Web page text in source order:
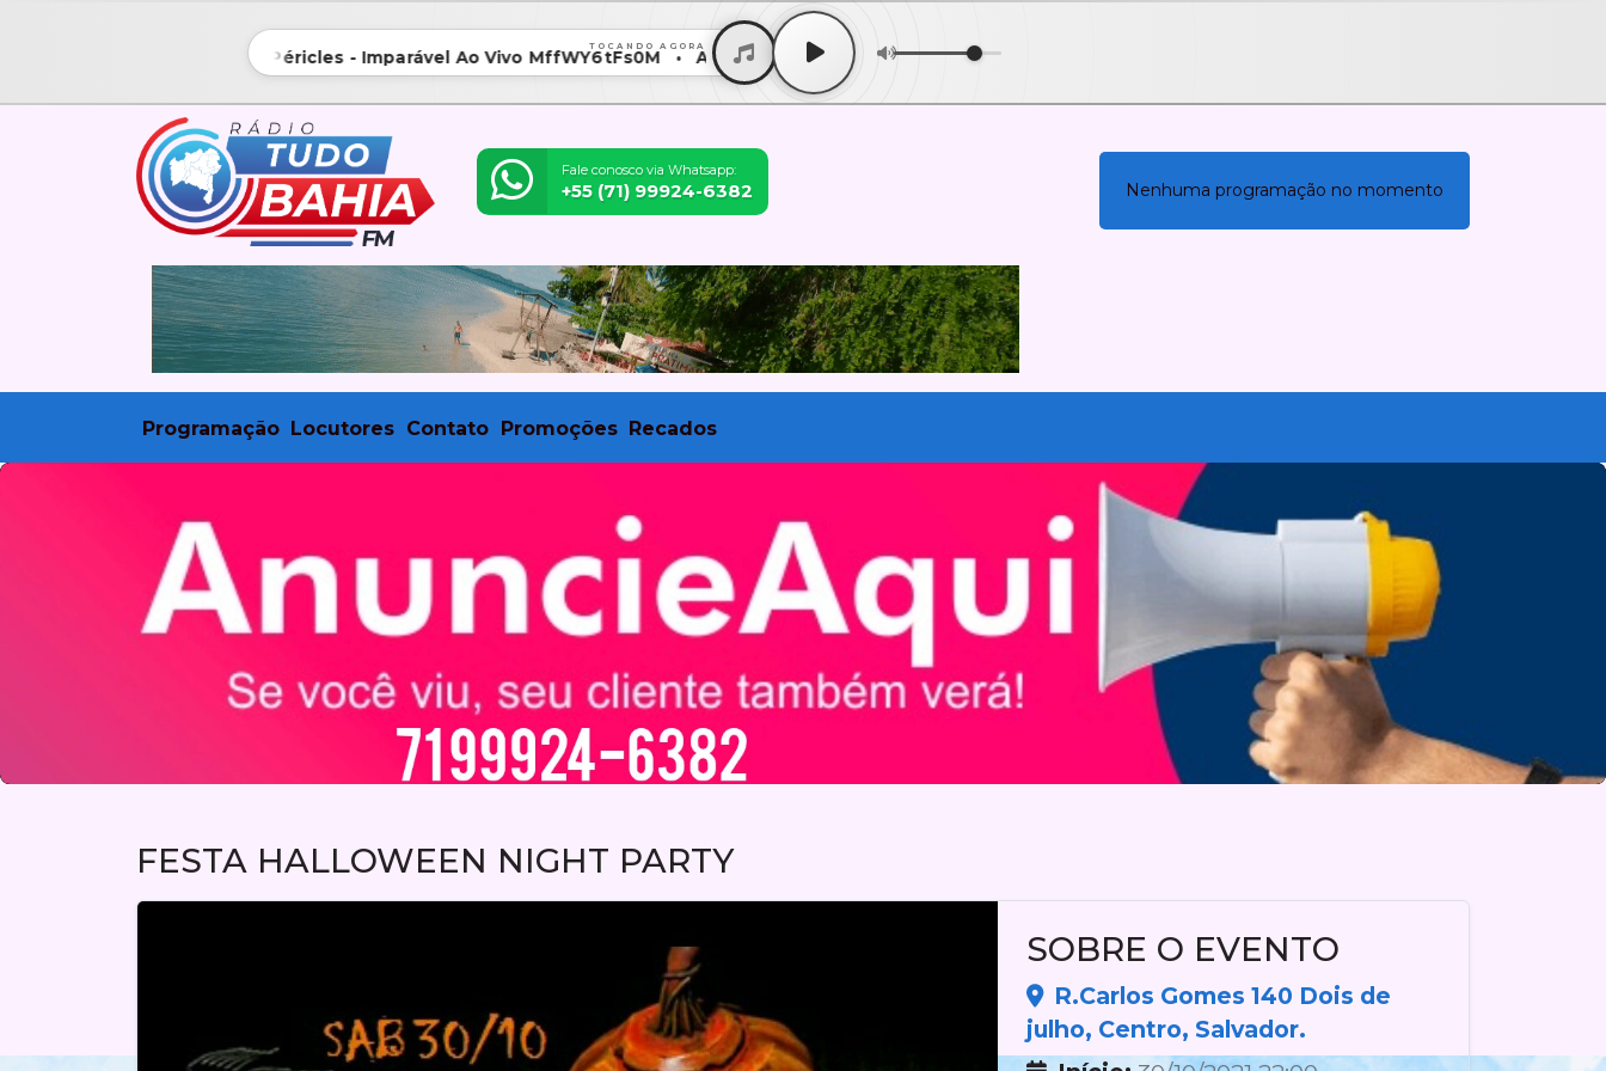
TOCANDO AGORA
Akatu e Péricles - Imparável Ao Vivo MffWY6tFs0M • Akatu e Péricles - Imparável Ao Vivo MffWY6tFs0M
Fale conosco via Whatsapp:
+55 (71) 99924-6382 Nenhuma programação no momento
Programação Locutores Contato Promoções Recados
FESTA HALLOWEEN NIGHT PARTY
SOBRE O EVENTO
R.Carlos Gomes 140 Dois de
julho, Centro, Salvador.